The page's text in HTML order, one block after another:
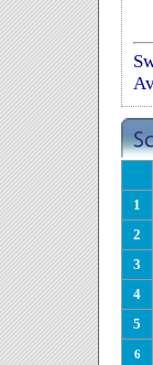
1
2
3
4
5
6